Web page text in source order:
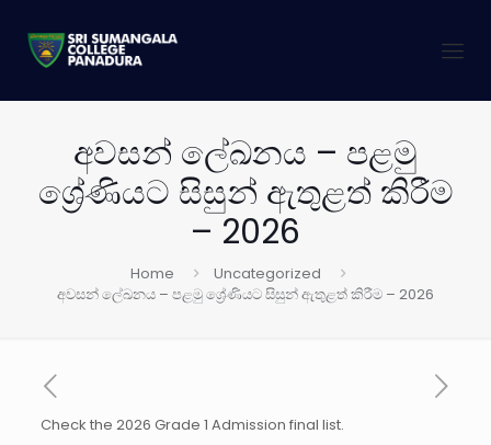
අවසන් ලේඛනය – පළමු
ශ්‍රේණියට සිසුන් ඇතුළත් කිරීම
– 2026
Home
Uncategorized
අවසන් ලේඛනය – පළමු ශ්‍රේණියට සිසුන් ඇතුළත් කිරීම – 2026
Check the 2026 Grade 1 Admission final list.